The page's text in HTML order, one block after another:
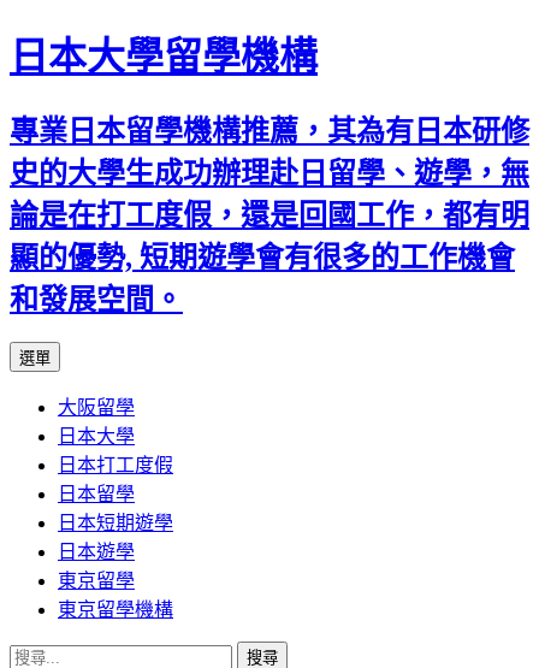
日本大學留學機構
專業日本留學機構推薦，其為有日本研修
史的大學生成功辦理赴日留學、遊學，無
論是在打工度假，還是回國工作，都有明
顯的優勢, 短期遊學會有很多的工作機會
和發展空間。
選單
內
容
大阪留學
日本大學
日本打工度假
日本留學
日本短期遊學
日本遊學
東京留學
東京留學機構
搜